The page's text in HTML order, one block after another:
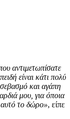
αντιμετωπίσατε
είναι κάτι πολύ
και αγάπη
μου, για όποια
το δώρο», είπε